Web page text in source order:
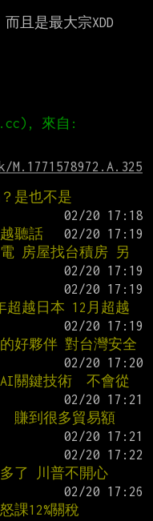
且是最大宗XDD
來自:
是也不是
聽話
房屋找台積房 另
越日本 12月超越
好夥伴 對台灣安全
關鍵技術  不會從
賺到很多貿易額
了 川普不開心
課12%關稅